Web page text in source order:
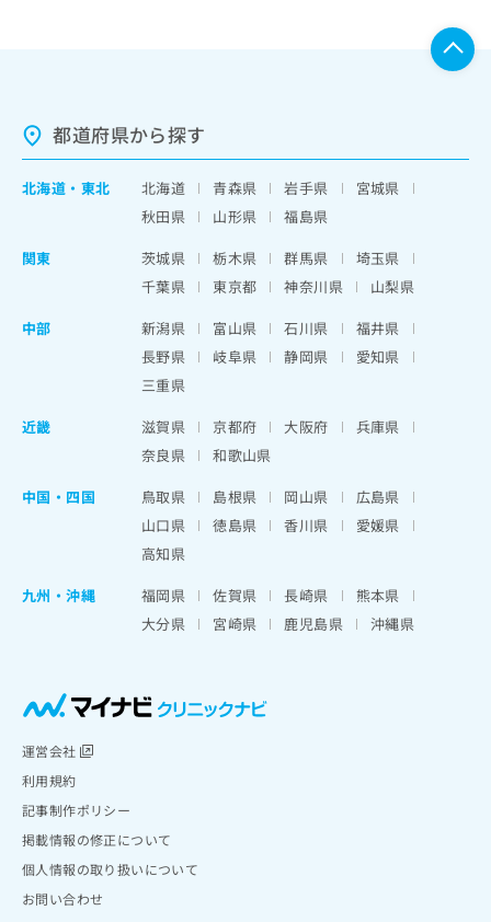
都道府県から探す
北海道 ・ 東北 北海道 青森県 岩手県
宮城県
秋田県
山形県
福島県
関東
茨城県 栃木県 群馬県
埼玉県
千葉県
東京都 神奈川県
山梨県
中部
新潟県 富山県 石川県
福井県
長野県
岐阜県 静岡県
愛知県
三重県
近畿
滋賀県 京都府 大阪府
兵庫県
奈良県
和歌山県
中国・四国
鳥取県 島根県 岡山県
広島県
山口県
徳島県 香川県
愛媛県
高知県
九州・沖縄
福岡県 佐賀県 長崎県
熊本県
大分県
宮崎県 鹿児島県 沖縄県
運営会社
利用規約
記事制作ポリシー
掲載情報の修正について
個人情報の取り扱いについて
お問い合わせ